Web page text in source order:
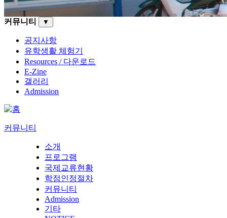
커뮤니티 ▼
공지사항
유학생활 체험기
Resources / 다운로드
E-Zine
갤러리
Admission
커뮤니티
소개
프로그램
국제교류현황
학점인정절차
커뮤니티
Admission
기타